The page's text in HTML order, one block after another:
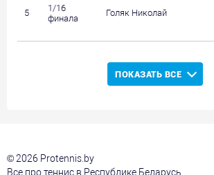
5
1/16
финала
Голяк Николай
ПОКАЗАТЬ ВСЕ
© 2026 Protennis.by
Все про теннис в Республике Беларусь